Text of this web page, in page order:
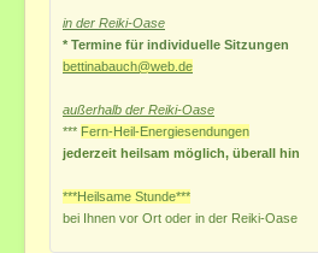
in der Reiki-Oase
* Termine für individuelle Sitzungen
bettinabauch@web.de
außerhalb der Reiki-Oase
*** Fern-Heil-Energiesendungen
jederzeit heilsam möglich, überall hin
***Heilsame Stunde***
bei Ihnen vor Ort oder in der Reiki-Oase